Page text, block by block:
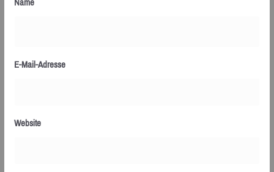
E-Mail-Adresse
Website